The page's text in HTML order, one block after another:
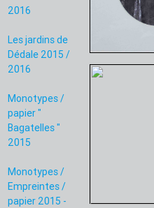
2016
Les jardins de
Dédale 2015 /
2016
Monotypes /
papier "
Bagatelles "
2015
Monotypes /
Empreintes /
papier 2015 -